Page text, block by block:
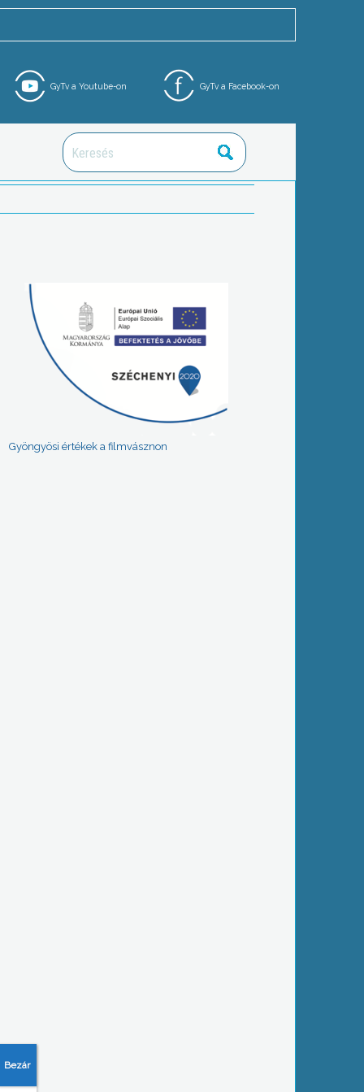
GyTv a Facebook-on
GyTv a Youtube-on
Gyöngyösi értékek a filmvásznon